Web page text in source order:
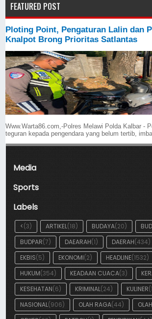
FEATURED POST
Ploting Point, Pengaturan Lalin dan
Knalpot Brong Prioritas Satlantas
Www.Warta86.com,-Polres Melawi Polda Kalbar -
teguran kepada pengendara yang belum tertib,
Media
Sports
Labels
<(3) ARTIKEL(18) BUDAYA(20)
BUDPAR(7) DAEARAH(1) DAERAH(434)
EKBIS(5) EKONOMI(2) HEADLINE(1532)
HUKUM(354) KEADAAN CUACA(3)
KESEHATAN(6) KRIMINAL(24) KULINER
NASIONAL(906) OLAH RAGA(44)